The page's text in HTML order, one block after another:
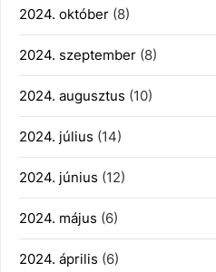
2024. október (8)
2024. szeptember (8)
2024. augusztus (10)
2024. július (14)
2024. június (12)
2024. május (6)
2024. április (6)